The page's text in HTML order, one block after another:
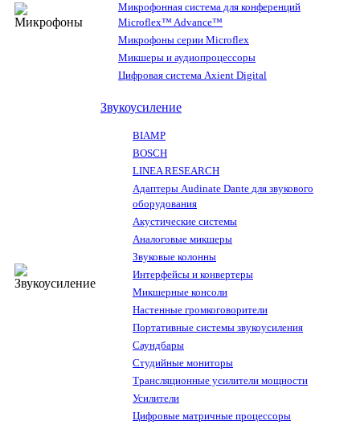
Микрофонная система для конференций
Microflex™ Advance™
Микрофоны серии Microflex
Микшеры и аудиопроцессоры
Цифровая система Axient Digital
Звукоусиление
BIAMP
BOSCH
LINEA RESEARCH
Адаптеры Audinate Dante для звукового
оборудования
Акустические системы
Аналоговые микшеры
Звуковые колонны
Интерфейсы и конвертеры
Микшерные консоли
Настенные громкоговорители
Портативные системы звукоусиления
Саундбары
Студийные мониторы
Трансляционные усилители мощности
Усилители
Цифровые матричные процессоры